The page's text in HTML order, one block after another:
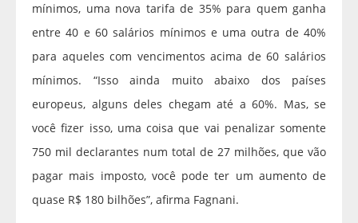
mínimos, uma nova tarifa de 35% para quem ganha
entre 40 e 60 salários mínimos e uma outra de 40%
para aqueles com vencimentos acima de 60 salários
mínimos. “Isso ainda muito abaixo dos países
europeus, alguns deles chegam até a 60%. Mas, se
você fizer isso, uma coisa que vai penalizar somente
750 mil declarantes num total de 27 milhões, que vão
pagar mais imposto, você pode ter um aumento de
quase R$ 180 bilhões”, afirma Fagnani.